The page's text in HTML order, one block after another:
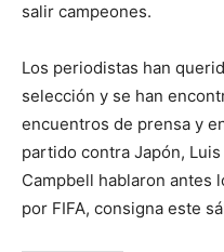
salir campeones.
Los periodistas han
selección y se han
encuentros de prensa y
partido contra Japón,
Campbell hablaron antes
por FIFA, consigna este